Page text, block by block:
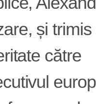
și trimis
către